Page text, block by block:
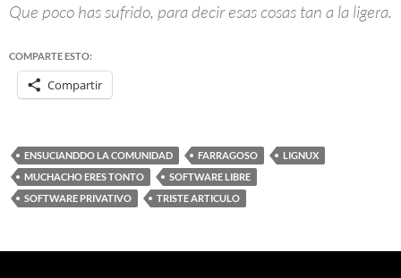
Que poco has sufrido, para decir esas cosas tan a la ligera.
COMPARTE ESTO:
Compartir
ENSUCIANDDO LA COMUNIDAD FARRAGOSO
LIGNUX
MUCHACHO ERES TONTO
SOFTWARE LIBRE
SOFTWARE PRIVATIVO
TRISTE ARTICULO